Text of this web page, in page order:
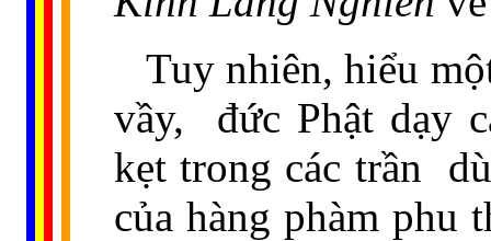
Tuy nhiên, hiểu
vầy,
đức Phật dạy
kẹt trong các trần
của hàng phàm phu